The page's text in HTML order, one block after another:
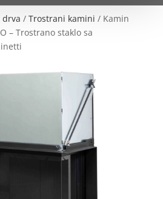
drva / Trostrani kamini / Kamin
– Trostrano staklo sa